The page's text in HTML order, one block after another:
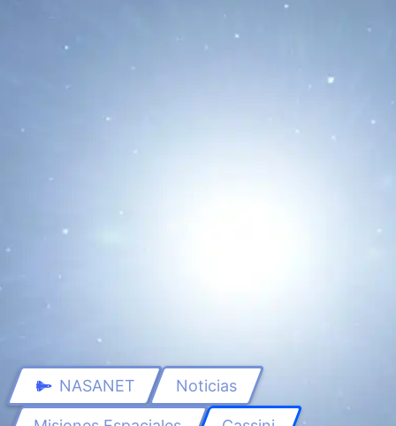
operativa desde su final en 2017, los
NASANET Noticias